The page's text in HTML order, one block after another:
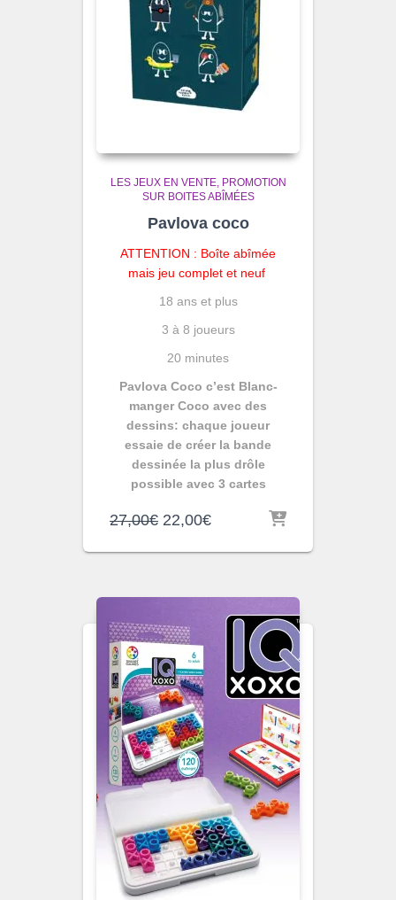
LES JEUX EN VENTE PROMOTION
SUR BOITES ABÎMÉES
Pavlova coco
ATTENTION : Boîte abîmée
mais jeu complet et neuf
18 ans et plus
3 à 8 joueurs
20 minutes
Pavlova Coco c’est Blanc-
manger Coco avec des
dessins: chaque joueur
essaie de créer la bande
dessinée la plus drôle
possible avec 3 cartes
27,00€ Le
initial
27,00€.
22,00€Le
actuel
22,00€.